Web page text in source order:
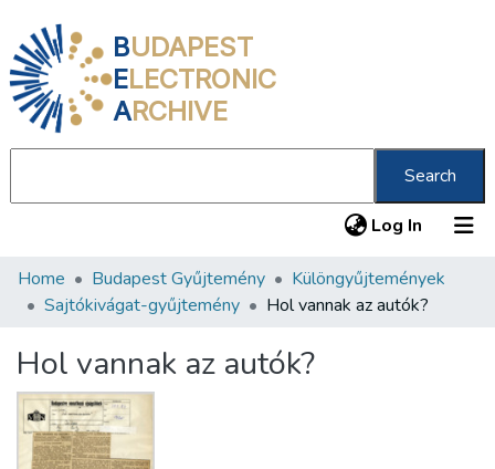
BUDAPEST
ELECTRONIC
ARCHIVE
Search
Log In (current)
Communities & Collections
Statistics
About us
Home Budapest Gyűjtemény
Különgyűjtemények
Sajtókivágat-gyűjtemény
Hol vannak az autók?
Hol vannak az autók?